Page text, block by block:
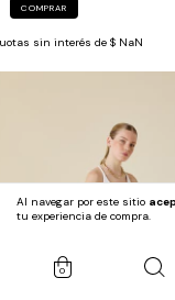
Al navegar por este sitio
tu experiencia de compra.
0
COMPRAR
sin interés de $ NaN